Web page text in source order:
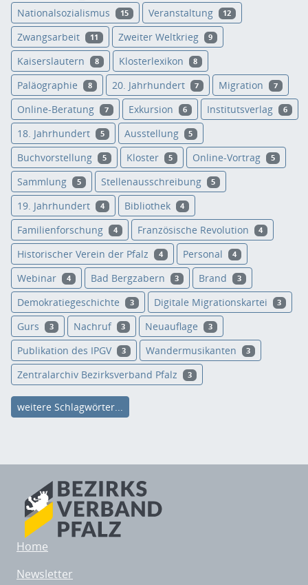
Nationalsozialismus 15 Veranstaltung 12
Zwangsarbeit 11 Zweiter Weltkrieg 9
Kaiserslautern 8 Klosterlexikon 8
Paläographie 8 20. Jahrhundert 7 Migration 7
Online-Beratung 7 Exkursion 6 Institutsverlag 6
18. Jahrhundert 5 Ausstellung 5
Buchvorstellung 5 Kloster 5 Online-Vortrag 5
Sammlung 5 Stellenausschreibung 5
19. Jahrhundert 4 Bibliothek 4
Familienforschung 4 Französische Revolution 4
Historischer Verein der Pfalz 4 Personal 4
Webinar 4 Bad Bergzabern 3 Brand 3
Demokratiegeschichte 3 Digitale Migrationskartei 3
Gurs 3 Nachruf 3 Neuauflage 3
Publikation des IPGV 3 Wandermusikanten 3
Zentralarchiv Bezirksverband Pfalz 3
weitere Schlagwörter...
Home
Newsletter